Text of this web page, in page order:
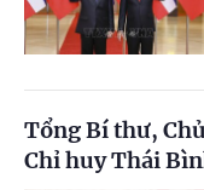
Tổng Bí thư,
Chỉ huy Thái